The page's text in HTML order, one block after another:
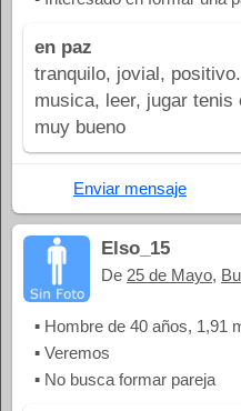
en paz
tranquilo, jovial,
musica, leer, jugar
muy bueno
Enviar mensaje
Elso_15
De 25 de Mayo,
▪ Hombre de 40 años, 1,91
▪ Veremos
▪ No busca formar pareja